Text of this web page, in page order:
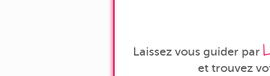
Laissez vous guider par
et trouvez